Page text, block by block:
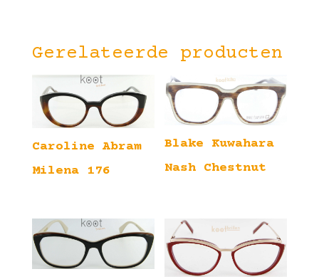
Gerelateerde producten
Caroline Abram
Milena 176
Blake Kuwahara
Nash Chestnut